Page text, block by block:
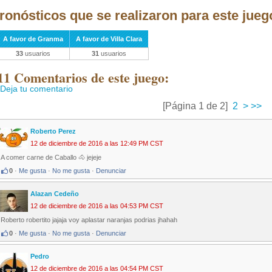
que se realizaron para este
A favor de Granma
A favor de Villa Clara
33 usuarios 31 usuarios
Comentarios de este juego:
Deja tu comentario
[Página 1 de 2] 2 >>>
Roberto Perez
12 de diciembre de 2016 a las 12:49 PM CST
A comer carne de Caballo 🐴 jejeje
0 · Me gusta · No me gusta · Denunciar
Alazan Cedeño
12 de diciembre de 2016 a las 04:53 PM CST
Roberto robertito jajaja voy aplastar naranjas podrias jhahah
0 · Me gusta · No me gusta · Denunciar
Pedro
12 de diciembre de 2016 a las 04:54 PM CST